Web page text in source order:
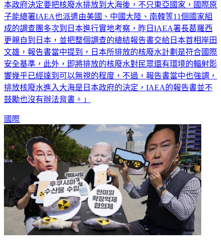
本政府決定要把核廢水排放到大海後，不只東亞國家，國際原
子能總署IAEA也派遣由美國、中國大陸、南韓等11個國家組
成的調查團多次到日本進行實地考察，昨日IAEA署長葛羅西
更親自到日本，並把整個調查的總結報告書交給日本首相岸田
文雄，報告書當中提到，日本所排放的核廢水計劃是符合國際
安全基準，此外，即將排放的核廢水對民眾還有環境的輻射影
響幾乎已經達到可以無視的程度，不過，報告書當中也強調，
排放核廢水進入大海是日本政府的決定，IAEA的報告書並不
鼓勵也沒有辦法背書。」
國際